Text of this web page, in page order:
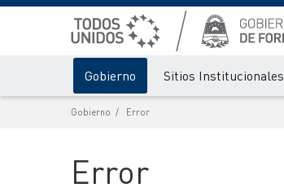
Gobierno Sitios Institucionales
Gobierno Error
Error